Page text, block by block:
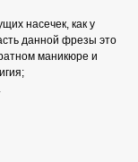
насечек, как у
данной фрезы это
маникюре и